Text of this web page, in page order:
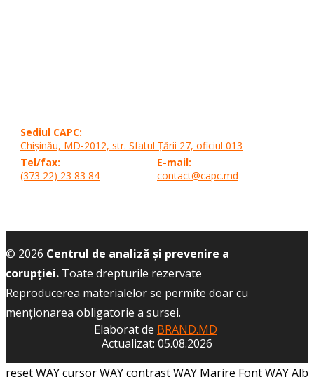
Sediul CAPC:
Chişinău, MD-2012, str. Sfatul Ţării 27, oficiul 013
Tel/fax:
(373 22) 23 83 84
E-mail:
contact@capc.md
© 2026 Centrul de analiză și prevenire a
corupției. Toate drepturile rezervate
Reproducerea materialelor se permite doar cu
menţionarea obligatorie a sursei.
Elaborat de BRAND.MD
Actualizat: 05.08.2026
reset WAYcursor WAYcontrast WAY Marire Font WAYAlb